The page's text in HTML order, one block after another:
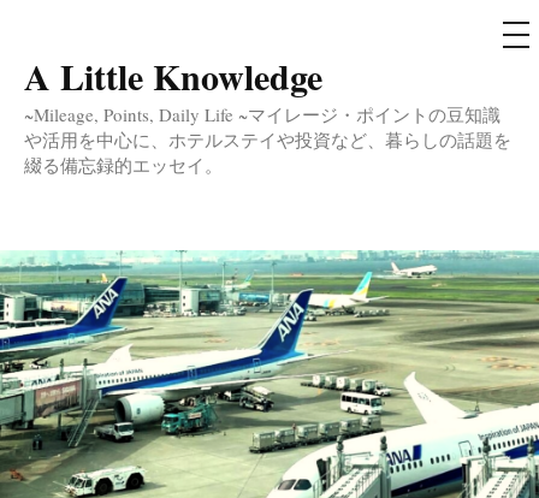
コ
テ
ン
ス
キ
ッ
プ
A Little Knowledge
~Mileage, Points, Daily Life ~マイレージ・ポイントの豆知識
や活用を中心に、ホテルステイや投資など、暮らしの話題を
綴る備忘録的エッセイ。
メ
ニ